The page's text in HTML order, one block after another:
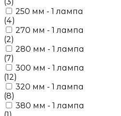
250 мм - 1 лампа
(4)
270 мм - 1 лампа
(2)
280 мм - 1 лампа
(7)
300 мм - 1 лампа
(12)
320 мм - 1 лампа
(8)
380 мм - 1 лампа